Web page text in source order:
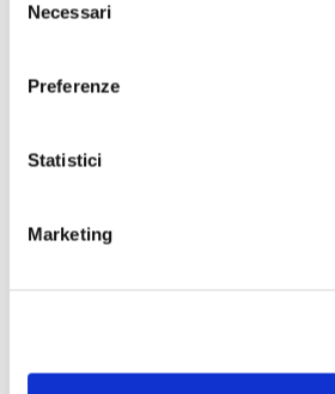
delNecessari
Preferenze
Statistici
Marketing
VEDI SU